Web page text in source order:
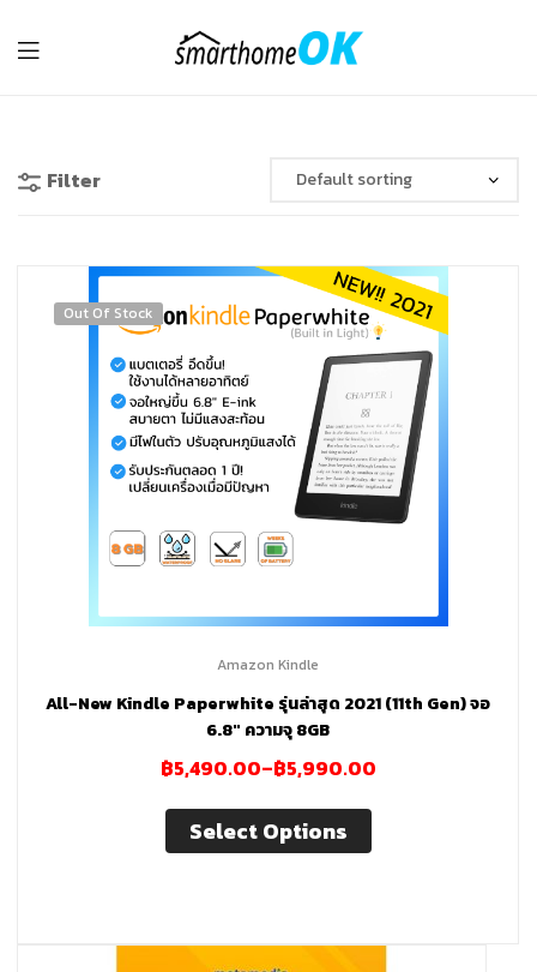
Smart
Home
อุปกรณ์
IoT
ผู้
เชี่ยวชาญ
ด้าน
บ้าน
อัจฉริยะ
ให้
Filter
Out Of Stock
Amazon Kindle
All-New Kindle Paperwhite รุ่นล่าสุด 2021 (11th Gen) จอ
6.8″ ความจุ 8GB
฿5,490.00–฿5,990.00
Select Options